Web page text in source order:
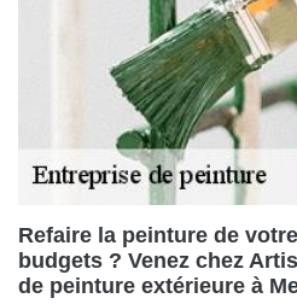
Refaire la peinture de
budgets ? Venez chez
de peinture extérieure à